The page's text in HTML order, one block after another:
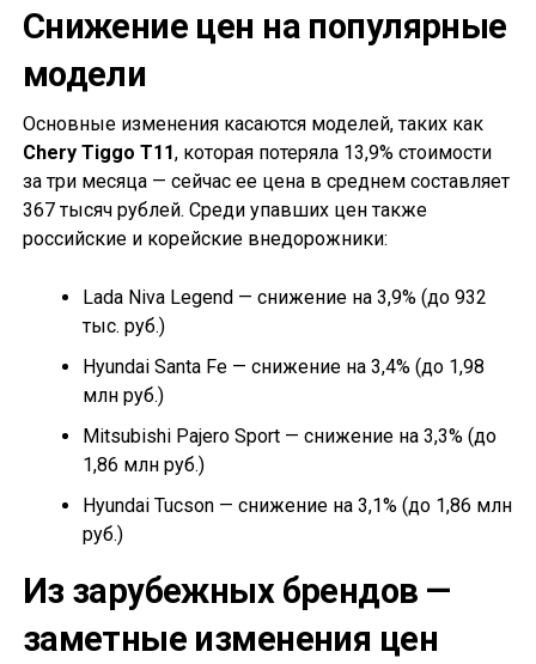
Снижение цен на популярные
модели
Основные изменения касаются моделей, таких как
Chery Tiggo T11, которая потеряла 13,9% стоимости
за три месяца — сейчас ее цена в среднем составляет
367 тысяч рублей. Среди упавших цен также
российские и корейские внедорожники:
Lada Niva Legend — снижение на 3,9% (до 932
тыс. руб.)
Hyundai Santa Fe — снижение на 3,4% (до 1,98
млн руб.)
Mitsubishi Pajero Sport — снижение на 3,3% (до
1,86 млн руб.)
Hyundai Tucson — снижение на 3,1% (до 1,86 млн
руб.)
Из зарубежных брендов —
заметные изменения цен